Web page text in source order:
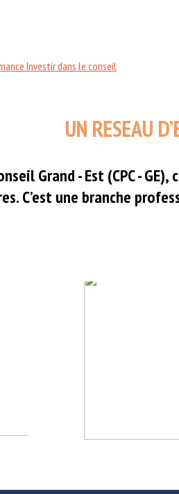
Investir dans le conseil
UN RESEAU
Grand - Est (CPC -
C’est une branche